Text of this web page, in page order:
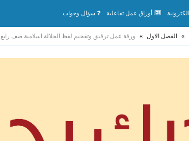
أوراق عمل تفاعلية سؤال وجواب
» الفصل الاول » ورقة عمل ترقيق وتفخيم لفظ الجلالة اسلامية صف رابع